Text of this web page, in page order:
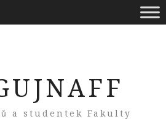
a studentek Fakulty